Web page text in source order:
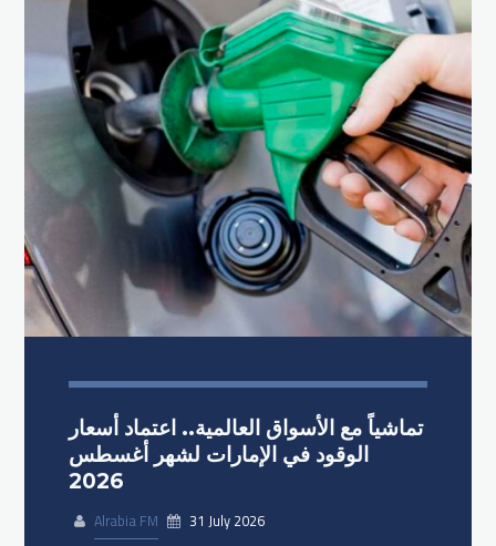
تماشياً مع الأسواق العالمية.. اعتماد أسعار
الوقود في الإمارات لشهر أغسطس
2026
Alrabia FM
31 July 2026